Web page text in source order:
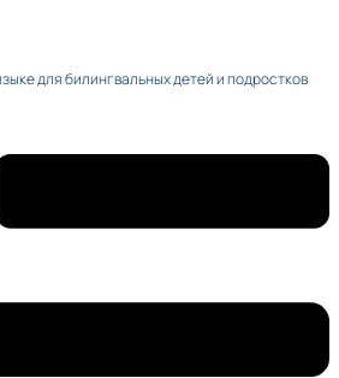
для билингвальных детей и подростков